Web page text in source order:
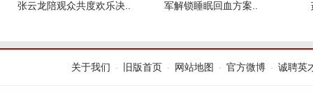
张云龙陪观众共度欢乐决..
军解锁睡眠回血方案..
关于我们 - 旧版首页 - 网站地图 - 官方微博 - 诚聘英